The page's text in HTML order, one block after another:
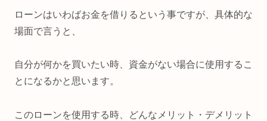
ローンはいわばお金を借りるという事ですが、具体的な
場面で言うと、
自分が何かを買いたい時、資金がない場合に使用するこ
とになるかと思います。
このローンを使用する時、どんなメリット・デメリット